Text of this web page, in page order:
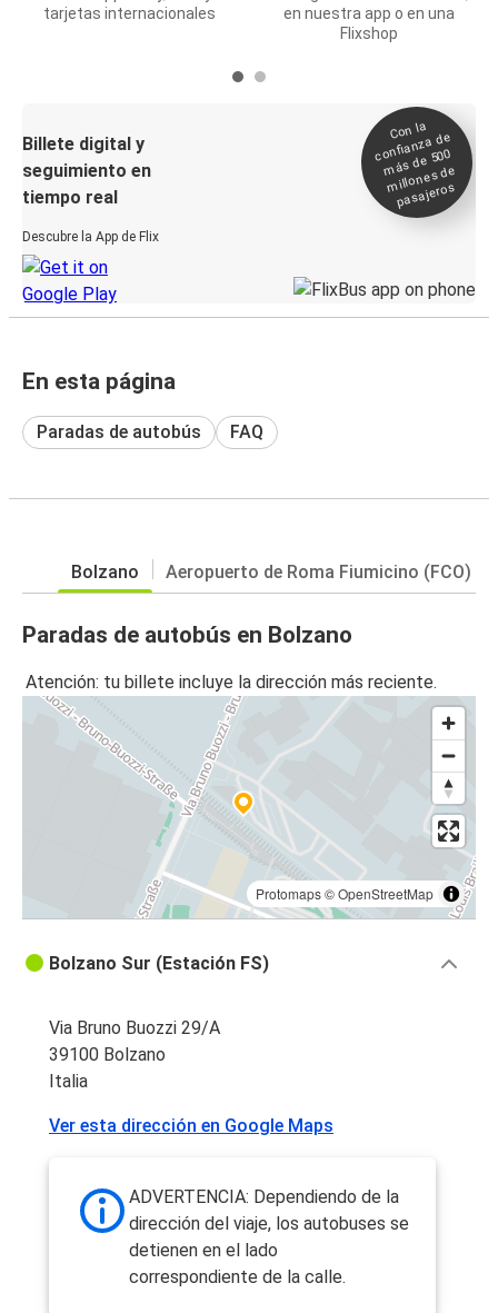
tarjetas internacionales
en nuestra app o en una
Flixshop
Billete digital y
seguimiento en
tiempo real
Descubre la App de Flix
Con la
confianza de
más de 500
millones de
pasajeros
En esta página
Paradas de autobús FAQ
Bolzano Aeropuerto de Roma Fiumicino (FCO)
Paradas de autobús en Bolzano
Atención: tu billete incluye la dirección más reciente.
Protomaps©OpenStreetMap
Bolzano Sur (Estación FS)
Via Bruno Buozzi 29/A
39100 Bolzano
Italia
Ver esta dirección en Google Maps
ADVERTENCIA: Dependiendo de la
dirección del viaje, los autobuses se
detienen en el lado
correspondiente de la calle.